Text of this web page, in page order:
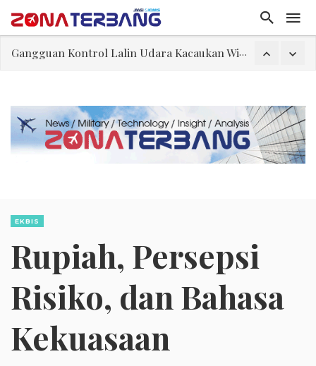
El-Sayed, Palestina, dan Peluang Diplomasi Prabowo
Trump Batasi Hak Kewarganegaraan Lewat Kelahiran dan Larang “Wisata Bersalin”
Sjafrie Sjamsoeddin: Jangan Sakiti Hati Rakyat
EKBIS
Rupiah, Persepsi
Risiko, dan Bahasa
Kekuasaan